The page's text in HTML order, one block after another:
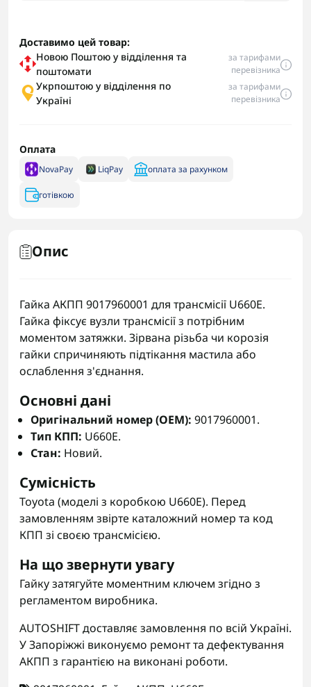
Доставимо цей товар:
Новою Поштою у відділення та
поштомати
за тарифами
перевізника
Укрпоштою у відділення по
Україні
за тарифами
перевізника
Оплата
NovaPay LiqPay оплата за рахунком
готівкою
Опис
Гайка АКПП 9017960001 для трансмісії U660E.
Гайка фіксує вузли трансмісії з потрібним
моментом затяжки. Зірвана різьба чи корозія
гайки спричиняють підтікання мастила або
ослаблення з'єднання.
Основні дані
Оригінальний номер (OEM): 9017960001.
Тип КПП: U660E.
Стан: Новий.
Сумісність
Toyota (моделі з коробкою U660E). Перед
замовленням звірте каталожний номер та код
КПП зі своєю трансмісією.
На що звернути увагу
Гайку затягуйте моментним ключем згідно з
регламентом виробника.
AUTOSHIFT доставляє замовлення по всій Україні.
У Запоріжжі виконуємо ремонт та дефектування
АКПП з гарантією на виконані роботи.